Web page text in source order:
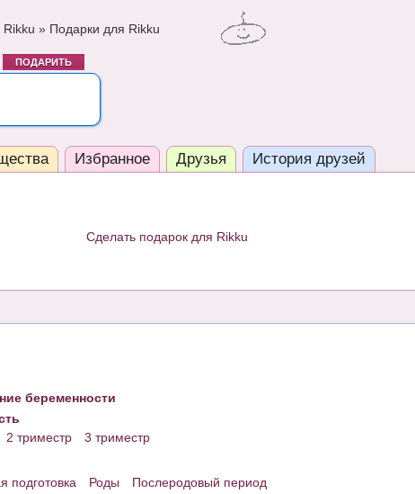
» Подарки для Rikku
ПОДАРИТЬ
Избранное Друзья История друзей
Сделать подарок для Rikku
беременности
2 триместр
3 триместр
подготовка
Роды Послеродовый период